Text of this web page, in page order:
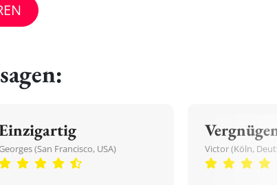
Georges (San Francisco, USA) Victor (Köln,